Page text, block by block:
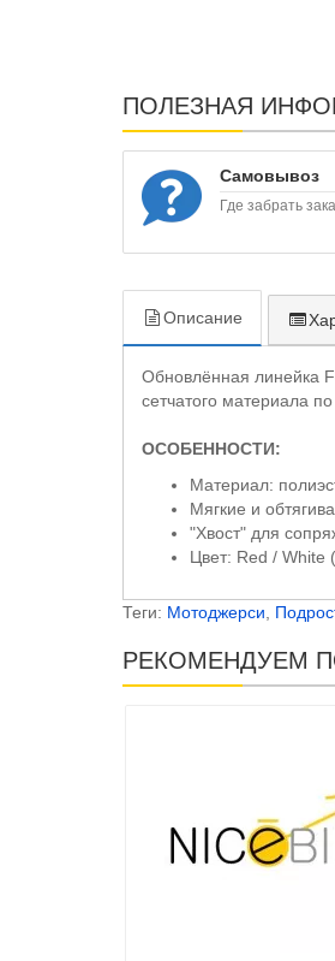
ПОЛЕЗНАЯ
Самовывоз
Где забрать
Описание
Обновлённая линейка
сетчатого материала
ОСОБЕННОСТИ:
Материал:
Мягкие и
"Хвост" для
Цвет: Red /
Теги: Мотоджерси
РЕКОМЕНДУЕМ